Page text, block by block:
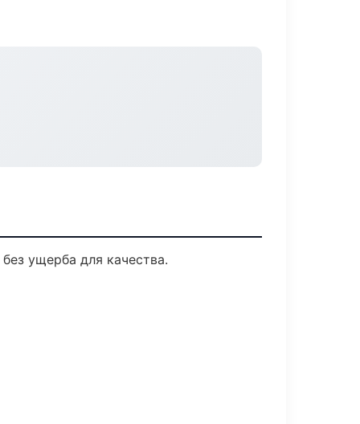
ущерба для качества.